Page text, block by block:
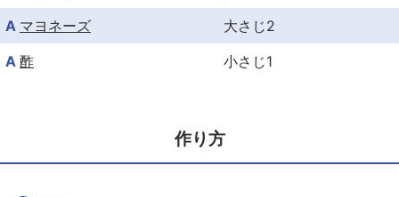
A マヨネーズ
大さじ2
A 酢 小さじ1
作り方